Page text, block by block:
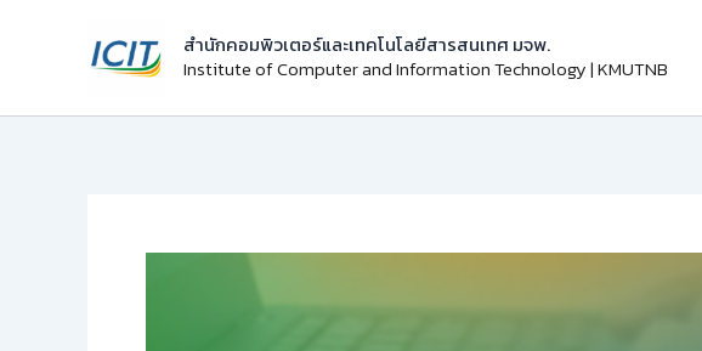
สำนักคอมพิวเตอร์และเทคโนโลยีสารสนเทศ มจพ.
Institute of Computer and Information Technology | KMUTNB